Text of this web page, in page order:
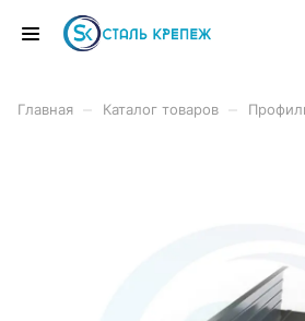
Главная Каталог товаров